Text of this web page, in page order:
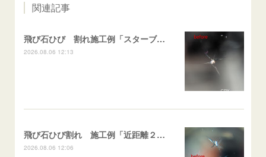
関連記事
飛び石ひび 割れ施工例「スターブレイク系」 フリード
2026.08.06 12:13
飛び石ひび割れ 施工例「近距離２箇所・パーシャル系+スターブレイク系」ハイエース
2026.08.06 12:06